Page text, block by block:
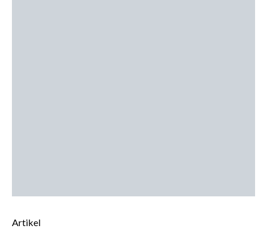
Artikel